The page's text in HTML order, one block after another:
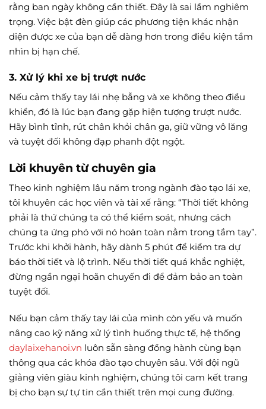
rằng ban ngày không cần thiết. Đây là sai lầm nghiêm
trọng. Việc bật đèn giúp các phương tiện khác nhận
diện được xe của bạn dễ dàng hơn trong điều kiện tầm
nhìn bị hạn chế.
3. Xử lý khi xe bị trượt nước
Nếu cảm thấy tay lái nhẹ bẫng và xe không theo điều
khiển, đó là lúc bạn đang gặp hiện tượng trượt nước.
Hãy bình tĩnh, rút chân khỏi chân ga, giữ vững vô lăng
và tuyệt đối không đạp phanh đột ngột.
Lời khuyên từ chuyên gia
Theo kinh nghiệm lâu năm trong ngành đào tạo lái xe,
tôi khuyên các học viên và tài xế rằng: “Thời tiết không
phải là thứ chúng ta có thể kiểm soát, nhưng cách
chúng ta ứng phó với nó hoàn toàn nằm trong tầm tay”.
Trước khi khởi hành, hãy dành 5 phút để kiểm tra dự
báo thời tiết và lộ trình. Nếu thời tiết quá khắc nghiệt,
đừng ngần ngại hoãn chuyến đi để đảm bảo an toàn
tuyệt đối.
Nếu bạn cảm thấy tay lái của mình còn yếu và muốn
nâng cao kỹ năng xử lý tình huống thực tế, hệ thống
daylaixehanoi.vn luôn sẵn sàng đồng hành cùng bạn
thông qua các khóa đào tạo chuyên sâu. Với đội ngũ
giảng viên giàu kinh nghiệm, chúng tôi cam kết trang
bị cho bạn sự tự tin cần thiết trên mọi cung đường.